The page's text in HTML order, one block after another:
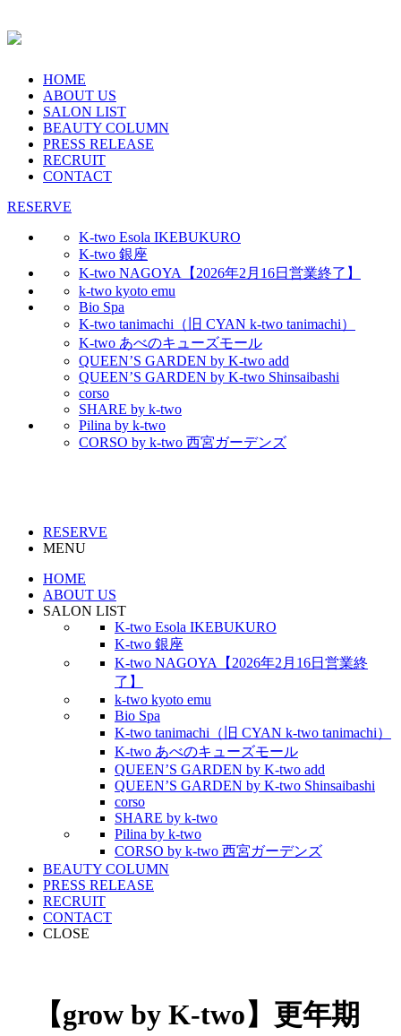
HOME
ABOUT US
SALON LIST
BEAUTY COLUMN
PRESS RELEASE
RECRUIT
CONTACT
RESERVE
K-two Esola IKEBUKURO
K-two 銀座
K-two NAGOYA【2026年2月16日営業終了】
k-two kyoto emu
Bio Spa
K-two tanimachi（旧 CYAN k-two tanimachi）
K-two あべのキューズモール
QUEEN’S GARDEN by K-two add
QUEEN’S GARDEN by K-two Shinsaibashi
corso
SHARE by k-two
Pilina by k-two
CORSO by k-two 西宮ガーデンズ
RESERVE
MENU
HOME
ABOUT US
SALON LIST
K-two Esola IKEBUKURO
K-two 銀座
K-two NAGOYA【2026年2月16日営業終
了】
k-two kyoto emu
Bio Spa
K-two tanimachi（旧 CYAN k-two tanimachi）
K-two あべのキューズモール
QUEEN’S GARDEN by K-two add
QUEEN’S GARDEN by K-two Shinsaibashi
corso
SHARE by k-two
Pilina by k-two
CORSO by k-two 西宮ガーデンズ
BEAUTY COLUMN
PRESS RELEASE
RECRUIT
CONTACT
CLOSE
【grow by K-two】更年期